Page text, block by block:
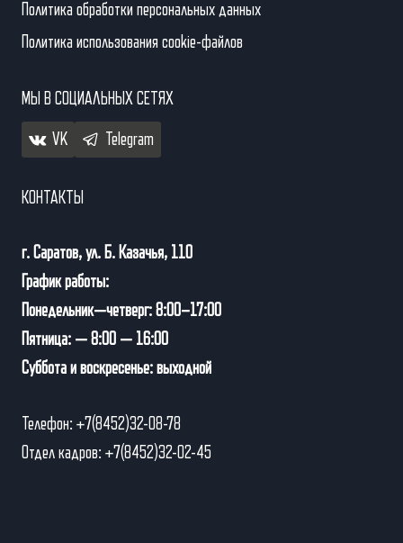
Политика обработки персональных данных
Политика использования cookie-файлов
МЫ В СОЦИАЛЬНЫХ СЕТЯХ
VK Telegram
КОНТАКТЫ
г. Саратов, ул. Б. Казачья, 110
График работы:
Понедельник—четверг: 8:00–17:00
Пятница: — 8:00 — 16:00
Суббота и воскресенье: выходной
Телефон: +7(8452)32-08-78
Отдел кадров: +7(8452)32-02-45